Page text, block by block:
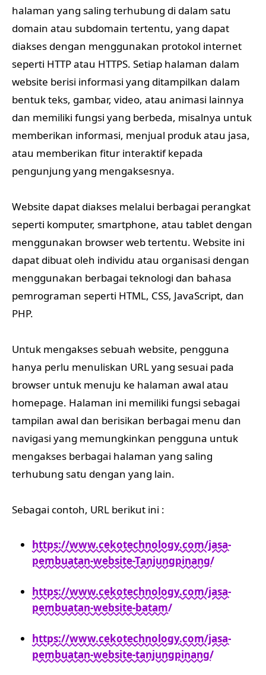
halaman yang saling terhubung di dalam satu
domain atau subdomain tertentu, yang dapat
diakses dengan menggunakan protokol internet
seperti HTTP atau HTTPS. Setiap halaman dalam
website berisi informasi yang ditampilkan dalam
bentuk teks, gambar, video, atau animasi lainnya
dan memiliki fungsi yang berbeda, misalnya untuk
memberikan informasi, menjual produk atau jasa,
atau memberikan fitur interaktif kepada
pengunjung yang mengaksesnya.
Website dapat diakses melalui berbagai perangkat
seperti komputer, smartphone, atau tablet dengan
menggunakan browser web tertentu. Website ini
dapat dibuat oleh individu atau organisasi dengan
menggunakan berbagai teknologi dan bahasa
pemrograman seperti HTML, CSS, JavaScript, dan
PHP.
Untuk mengakses sebuah website, pengguna
hanya perlu menuliskan URL yang sesuai pada
browser untuk menuju ke halaman awal atau
homepage. Halaman ini memiliki fungsi sebagai
tampilan awal dan berisikan berbagai menu dan
navigasi yang memungkinkan pengguna untuk
mengakses berbagai halaman yang saling
terhubung satu dengan yang lain.
Sebagai contoh, URL berikut ini :
https://www.cekotechnology.com/jasa-
pembuatan-website-Tanjungpinang/
https://www.cekotechnology.com/jasa-
pembuatan-website-batam/
https://www.cekotechnology.com/jasa-
pembuatan-website-tanjungpinang/